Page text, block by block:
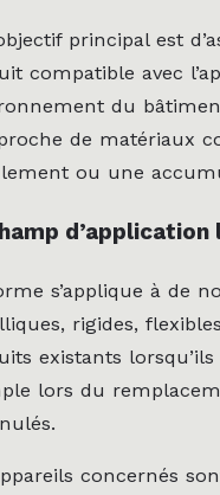
principal est
compatible avec
du
de matériaux
ou une
d’application
s’applique à de
rigides,
existants
lors du
concernés